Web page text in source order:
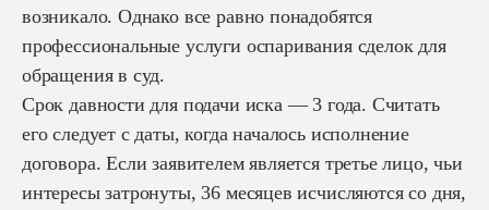
возникало. Однако все равно понадобятся
профессиональные услуги оспаривания сделок для
обращения в суд.
Срок давности для подачи иска — 3 года. Считать
его следует с даты, когда началось исполнение
договора. Если заявителем является третье лицо, чьи
интересы затронуты, 36 месяцев исчисляются со дня,